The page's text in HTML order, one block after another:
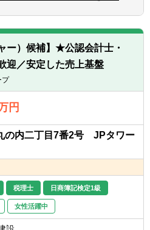
1名（30代）、マネージャー3名
代）、担当10名（20代～40代）
※あくまでも目安となります）
】
や上場企業でのコーポレート業
レポーティングまたは提案経験
トもしくはリーダー経験(人数規
かして業務推進をしてきた方
え、AI活用No.1企業グループへの
）に対する興味関心がある方
、KPIなど）
けレポートの作成、改善示唆の提
標・KPI体系の設計と運用
定義・可視化・モニタリングの
の高度化に向けた分析・改善
導入・運用改善による効率化・精
全体の資金効率最大化に向けた財
案・実行
ー）候補】★公認会計士・
迎／安定した売上基盤
プ
円
の内二丁目7番2号 JPタワー
税理士 日商簿記検定1級
女性活躍中